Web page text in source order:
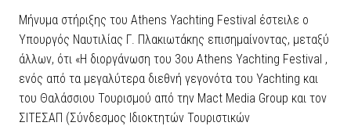
Μήνυμα στήριξης του Athens Yachting Festival έστειλε ο
Υπουργός Ναυτιλίας Γ. Πλακιωτάκης επισημαίνοντας, μεταξύ
άλλων, ότι «Η διοργάνωση του 3ου Athens Yachting Festival ,
ενός από τα μεγαλύτερα διεθνή γεγονότα του Yachting και
του Θαλάσσιου Τουρισμού από την Μact Media Group και τον
ΣΙΤΕΣΑΠ (Σύνδεσμος Ιδιοκτητών Τουριστικών